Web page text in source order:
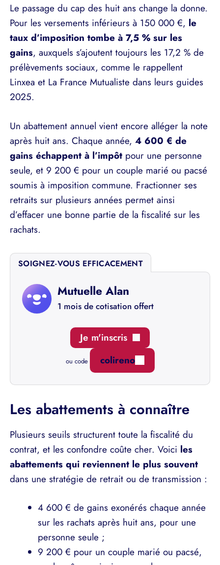
Le passage du cap des huit ans change la donne.
Pour les versements inférieurs à 150 000 €, le
taux d’imposition tombe à 7,5 % sur les
gains, auxquels s’ajoutent toujours les 17,2 % de
prélèvements sociaux, comme le rappellent
Linxea et La France Mutualiste dans leurs guides
2025.
Un abattement annuel vient encore alléger la note
après huit ans. Chaque année, 4 600 € de
gains échappent à l’impôt pour une personne
seule, et 9 200 € pour un couple marié ou pacsé
soumis à imposition commune. Fractionner ses
retraits sur plusieurs années permet ainsi
d’effacer une bonne partie de la fiscalité sur les
rachats.
SOIGNEZ-VOUS EFFICACEMENT
Mutuelle Alan
1 mois de cotisation offert
Je m'inscris
ou code colireno
Les abattements à connaître
Plusieurs seuils structurent toute la fiscalité du
contrat, et les confondre coûte cher. Voici les
abattements qui reviennent le plus souvent
dans une stratégie de retrait ou de transmission :
4 600 € de gains exonérés chaque année
sur les rachats après huit ans, pour une
personne seule ;
9 200 € pour un couple marié ou pacsé,